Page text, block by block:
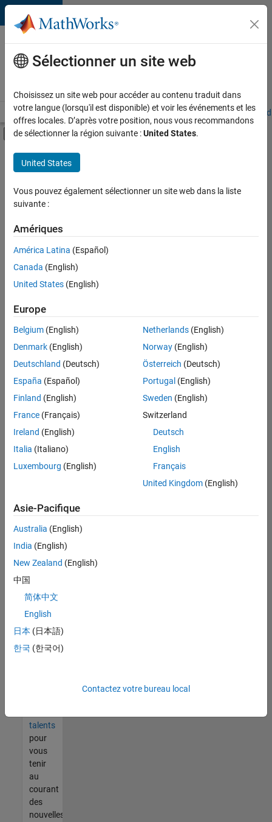
Passer au contenu
Votre
carrière
chez
Accueil Explorer nos opportunités Adresses de nos bureaux
Activer/désactiver l'affichage du menu
Contenu principal
FILTRER PAR
Opérations commerciales
Finances et opérations
Ressources humaines
Actuellement,
aucune
offre
d'emploi
correspondant
à vos
critères
de
recherche.
Vous
pouvez
élargir
votre
recherche
ou
afficher
l’ensemble
d'emploi.
malgré
tout
vous
trouvez
pas
d'offre
corresponde
à vos
talents
pour
vous
tenir
au
courant
des
nouvelles
Sélectionner un site web
Choisissez un site web pour accéder au contenu traduit dans
votre langue (lorsqu'il est disponible) et voir les événements et les
offres locales. D’après votre position, nous vous recommandons
de sélectionner la région suivante :United States.
United States
Vous pouvez également sélectionner un site web dans la liste
suivante :
Amériques
América Latina (Español)
Canada (English)
United States (English)
Europe
Belgium (English)
Denmark (English)
Deutschland (Deutsch)
España (Español)
Finland (English)
France (Français)
Ireland (English)
Italia (Italiano)
Luxembourg (English)
Netherlands(English)
Norway(English)
Österreich (Deutsch)
Portugal (English)
Sweden (English)
Switzerland
Deutsch
English
Français
United Kingdom(English)
Asie-Pacifique
Australia (English)
India (English)
New Zealand (English)
中国
简体中文
English
日本 (日本語)
한국 (한국어)
Contactez votre bureau local